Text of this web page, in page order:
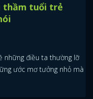
thầm tuổi trẻ
những điều ta thường lỡ
ước mơ tưởng nhỏ mà